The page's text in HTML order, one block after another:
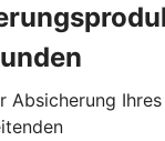
Absicherung